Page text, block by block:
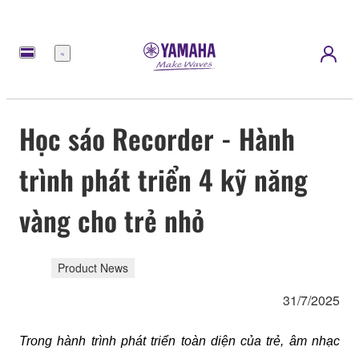
Menu
Học sáo Recorder - Hành
trình phát triển 4 kỹ năng
vàng cho trẻ nhỏ
Product News
31/7/2025
Trong hành trình phát triển toàn diện của trẻ, âm nhạc